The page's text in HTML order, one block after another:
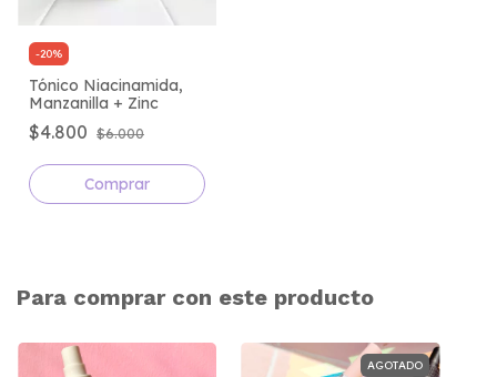
-20%
Tónico Niacinamida,
Manzanilla + Zinc
$4.800 $6.000
Para comprar con este producto
AGOTADO